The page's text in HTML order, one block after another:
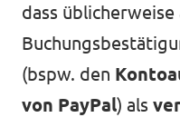
dass
(bspw. den
von PayPal) als